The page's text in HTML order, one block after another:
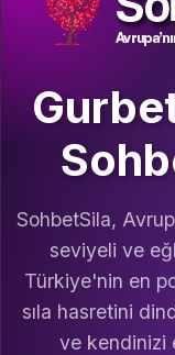
SohbetSila,
seviyeli ve
Türkiye'nin en
sıla hasretini
ve kendinizi